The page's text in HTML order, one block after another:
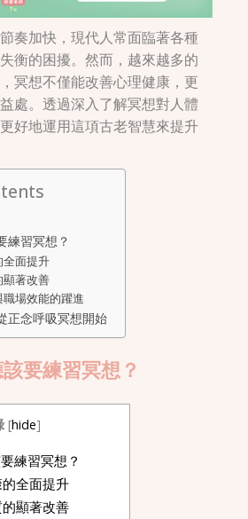
奏加快，現代人常面臨著各種
衡的困擾。然而，越來越多的
冥想不僅能改善心理健康，更
處。透過深入了解冥想對人體
好地運用這項古老智慧來提升
練習冥想？
全面提升
顯著改善
場效能的躍進
正念呼吸冥想開始
要練習冥想？
[hide]
練習冥想？
全面提升
顯著改善